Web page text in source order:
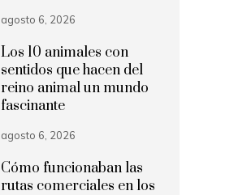
agosto 6, 2026
Los 10 animales con
sentidos que hacen del
reino animal un mundo
fascinante
agosto 6, 2026
Cómo funcionaban las
rutas comerciales en los